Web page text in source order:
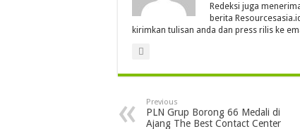
Redeksi juga
berita
kirimkan tulisan anda dan press rilis ke
Previous
PLN Grup Borong 66 Medali di
Ajang The Best Contact Center